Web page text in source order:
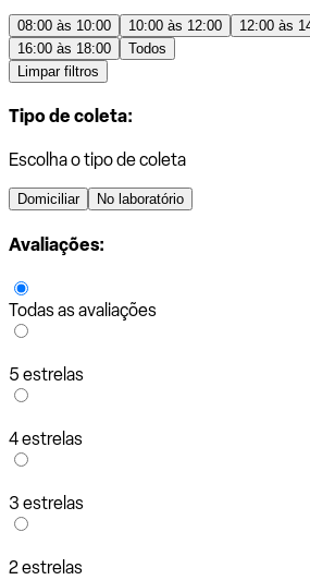
08:00 às 10:00 10:00 às 12:00 12:00 às
16:00 às 18:00
Todos
Limpar filtros
Tipo de coleta:
Escolha o tipo de coleta
Domiciliar No laboratório
Avaliações:
Todas as avaliações
5 estrelas
4 estrelas
3 estrelas
2 estrelas